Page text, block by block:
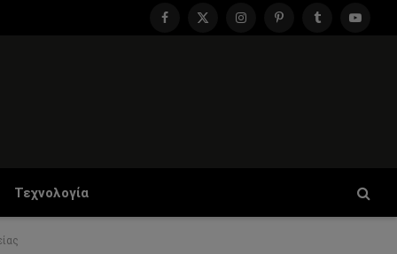
Facebook
X
InstagramPinterestTumblr
Τεχνολογία